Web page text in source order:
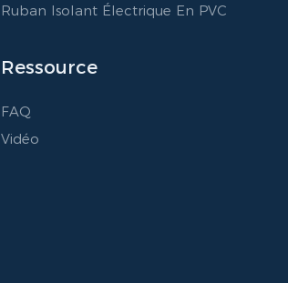
Ruban Isolant Électrique En PVC
Ressource
FAQ
Vidéo